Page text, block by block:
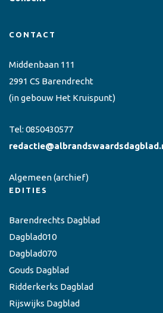
CONTACT
Middenbaan 111
2991 CS Barendrecht
(in gebouw Het Kruispunt)
Tel: 0850430577
Algemeen(archief)
EDITIES
Barendrechts Dagblad
Dagblad010
Dagblad070
Gouds Dagblad
Ridderkerks Dagblad
Rijswijks Dagblad